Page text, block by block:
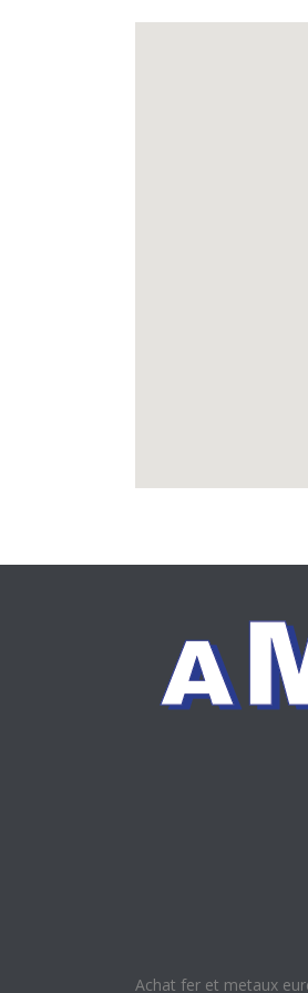
Achat fer et metaux